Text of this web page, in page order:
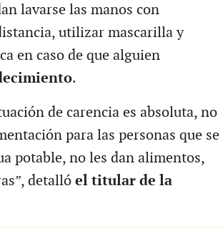
lavarse las manos con
utilizar mascarilla y
en caso de que alguien
.
de carencia es absoluta, no
para las personas que se
potable, no les dan alimentos,
detalló el titular de la